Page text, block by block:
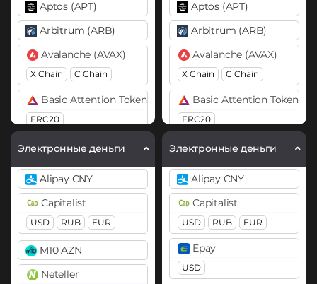
Aptos (APT)
Arbitrum (ARB)
Avalanche (AVAX)
X Chain C Chain
Basic Attention Token (BAT)
ERC20
Binance Coin (BNB)
BEP20
Bitcoin (BTC)
BTC BEP20
Bitcoin Cash (BCH)
Bitcoin SV (BSV)
Электронные деньги
Alipay CNY
Capitalist
USD RUB EUR
M10 AZN
Neteller
Aptos (APT)
Arbitrum (ARB)
Avalanche (AVAX)
X Chain C Chain
Basic Attention Token
ERC20
Binance Coin (BNB)
BEP20 BEP2
Binance USD (BUSD)
BEP20
Bitcoin (BTC)
BTC BEP20
ARB
Электронные деньги
Alipay CNY
Capitalist
USD RUB EUR
Epay
USD